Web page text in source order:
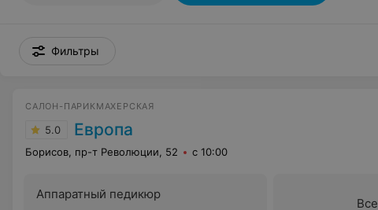
Фильтры
САЛОН-ПАРИКМАХЕРСКАЯ
5.0 Европа
Борисов, пр-т Революции, 52 с 10:00
Аппаратный педикюр